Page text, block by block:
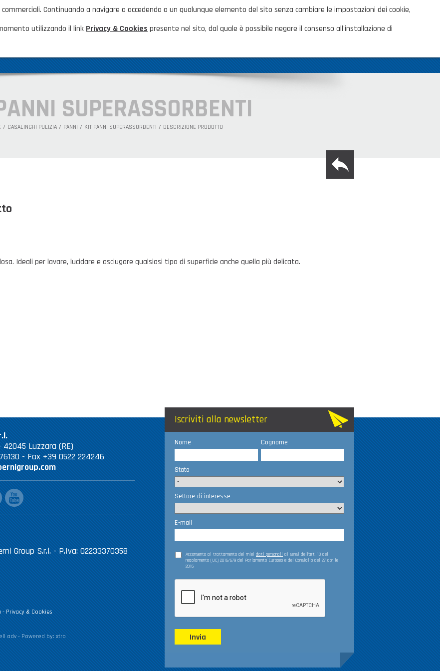
AREA CLIENTI
HOME NOVITÀ ED EVENTI FAQ CATALOGHI
SUPERASSORBENTI
CASALINGHI PULIZIA PANNI KIT PANNI SUPERASSORBENTI DESCRIZIONE PRODOTTO
Ideali per lavare, lucidare e asciugare qualsiasi tipo di superficie anche quella più delicata.
Luzzara (RE)
- Fax +39 0522 224246
Group S.r.l. - P.Iva: 02233370358
- Privacy & Cookies
adv - Powered by: xtro
youtube
Iscriviti alla newsletter
Nome Cognome
Stato
Settore di interesse
E-mail
Acconsento al trattamento dei miei dati personali ai sensi dell’art. 13 del
regolamento (UE) 2016/679 del Parlamento Europeo e del Consiglio del 27 aprile
2016
Invia
Continuando a navigare o accedendo a un qualunque elemento del sito senza cambiare le impostazioni dei cookie,
utilizzando il link Privacy & Cookies presente nel sito, dal quale è possibile negare il consenso all'installazione di